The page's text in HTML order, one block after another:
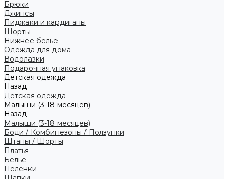
Брюки
Джинсы
Пиджаки и кардиганы
Шорты
Нижнее белье
Одежда для дома
Водолазки
Подарочная упаковка
Детская одежда
Назад
Детская одежда
Малыши (3-18 месяцев)
Назад
Малыши (3-18 месяцев)
Боди / Комбинезоны / Ползунки
Штаны / Шорты
Платья
Белье
Пеленки